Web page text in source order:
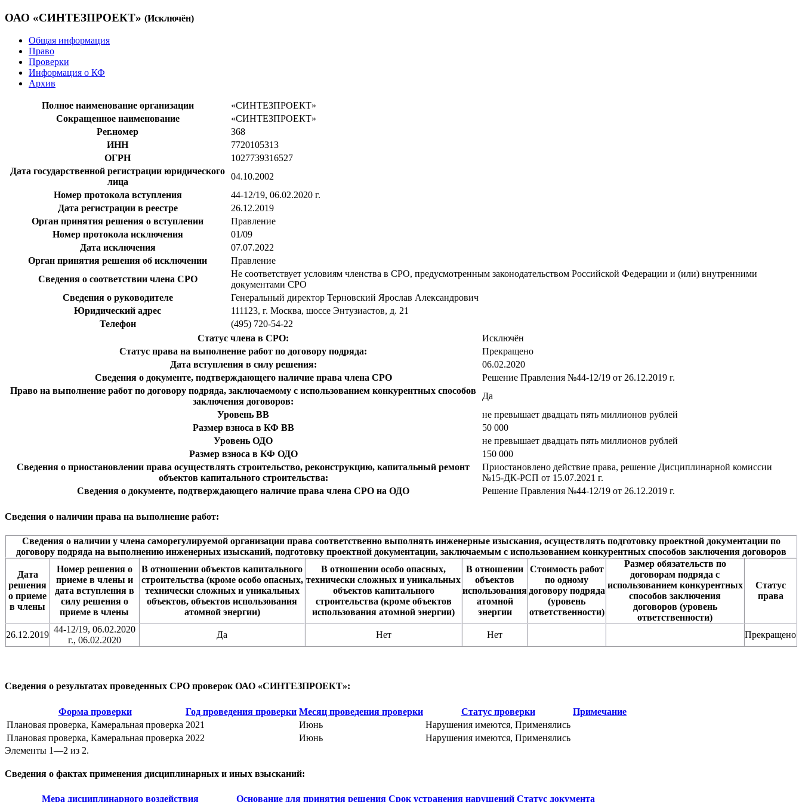
ОАО «СИНТЕЗПРОЕКТ» (Исключён)
Общая информация
Право
Проверки
Информация о КФ
Архив
Полное наименование организации
«СИНТЕЗПРОЕКТ»
Сокращенное наименование
«СИНТЕЗПРОЕКТ»
Рег.номер
368
ИНН
7720105313
ОГРН
1027739316527
Дата государственной регистрации юридического
лица
04.10.2002
Номер протокола вступления
44-12/19, 06.02.2020 г.
Дата регистрации в реестре
26.12.2019
Орган принятия решения о вступлении
Правление
Номер протокола исключения
01/09
Дата исключения
07.07.2022
Орган принятия решения об исключении
Правление
Сведения о соответствии члена СРО
Не соответствует условиям членства в СРО, предусмотренным законодательством Российской Федерации и (или) внутренними
документами СРО
Сведения о руководителе
Генеральный директор Терновский Ярослав Александрович
Юридический адрес
111123, г. Москва, шоссе Энтузиастов, д. 21
Телефон
(495) 720-54-22
Статус члена в СРО:
Исключён
Статус права на выполнение работ по договору подряда:
Прекращено
Дата вступления в силу решения:
06.02.2020
Сведения о документе, подтверждающего наличие права члена СРО
Решение Правления №44-12/19 от 26.12.2019 г.
Право на выполнение работ по договору подряда, заключаемому с использованием конкурентных способов
заключения договоров:
Да
Уровень ВВ
не превышает двадцать пять миллионов рублей
Размер взноса в КФ ВВ
50 000
Уровень ОДО
не превышает двадцать пять миллионов рублей
Размер взноса в КФ ОДО
150 000
Сведения о приостановлении права осуществлять строительство, реконструкцию, капитальный ремонт
объектов капитального строительства:
Приостановлено действие права, решение Дисциплинарной комиссии
№15-ДК-РСП от 15.07.2021 г.
Сведения о документе, подтверждающего наличие права члена СРО на ОДО
Решение Правления №44-12/19 от 26.12.2019 г.
Сведения о наличии права на выполнение работ:
Сведения о наличии у члена саморегулируемой организации права соответственно выполнять инженерные изыскания, осуществлять подготовку проектной документации по
договору подряда на выполнению инженерных изысканий, подготовку проектной документации, заключаемым с использованием конкурентных способов заключения договоров
Дата
решения
о приеме
в члены
Номер решения о
приеме в члены и
дата вступления в
силу решения о
приеме в члены
В отношении объектов капитального
строительства (кроме особо опасных,
технически сложных и уникальных
объектов, объектов использования
атомной энергии)
В отношении особо опасных,
технически сложных и уникальных
объектов капитального
строительства (кроме объектов
использования атомной энергии)
В отношении
объектов
использования
атомной
энергии
Стоимость работ
по одному
договору подряда
(уровень
ответственности)
Размер обязательств по
договорам подряда с
использованием конкурентных
способов заключения
договоров (уровень
ответственности)
Статус
права
26.12.2019
44-12/19, 06.02.2020
г., 06.02.2020
Да Нет Нет Прекращено
Сведения о результатах проведенных СРО проверок ОАО «СИНТЕЗПРОЕКТ»:
Форма проверки Год проведения проверки Месяц проведения проверки Статус проверки
Примечание
Плановая проверка, Камеральная проверка 2021 Июнь
Нарушения имеются, Применялись
Плановая проверка, Камеральная проверка 2022 Июнь
Нарушения имеются, Применялись
Элементы 1—2 из 2.
Сведения о фактах применения дисциплинарных и иных взысканий:
Мера дисциплинарного воздействия Основание для принятия решения Срок устранения нарушений Статус документа